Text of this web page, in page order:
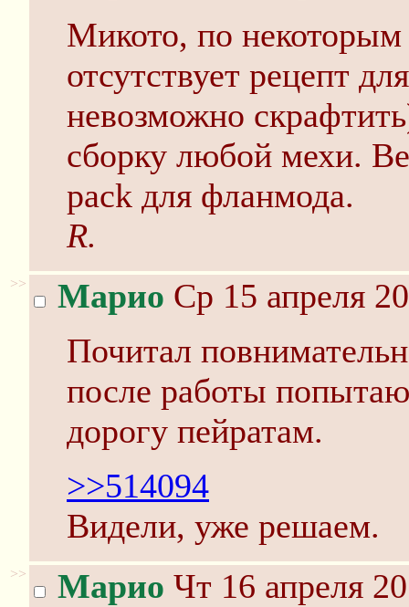
Микото, по некоторым
отсутствует рецепт
невозможно
сборку любой мехи.
pack для фланмода.
R.
>> Марио Ср 15 апреля
Почитал
после работы
дорогу пейратам.
>>514094
Видели, уже решаем.
>> Марио Чт 16 апреля